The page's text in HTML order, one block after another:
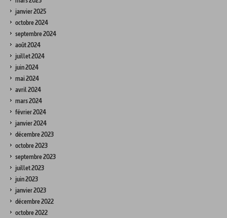
janvier 2025
octobre 2024
septembre 2024
août 2024
juillet 2024
juin 2024
mai 2024
avril 2024
mars 2024
février 2024
janvier 2024
décembre 2023
octobre 2023
septembre 2023
juillet 2023
juin 2023
janvier 2023
décembre 2022
octobre 2022